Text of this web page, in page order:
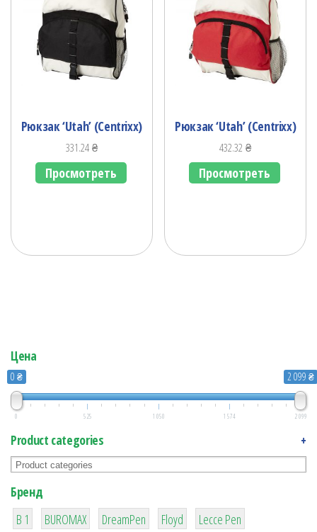
Рюкзак ‘Utah’ (Centrixx)
331.24₴
Просмотреть
Рюкзак ‘Utah’ (Centrixx)
432.32₴
Просмотреть
Цена
0 ₴ 2 099 ₴
0 525 1 050 1 574 2 099
Product categories +
Бренд
B 1
1
BUROMAX
1
DreamPen
2
Floyd
2
Lecce Pen